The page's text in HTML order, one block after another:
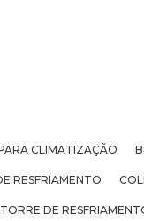
CLIMATIZAÇÃO
RESFRIAMENTO
DE